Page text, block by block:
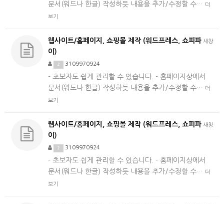
문서(워드나 한글) 작성하듯 내용을 추가/수정할 수…
더
보기
새창
웹사이트/홈페이지, 쇼핑몰 제작 (워드프레스, 쇼피파
이)
2 3109970924
- 초보자도 쉽게 관리할 수 있습니다. - 홈페이지상에서
문서(워드나 한글) 작성하듯 내용을 추가/수정할 수…
더
보기
새창
웹사이트/홈페이지, 쇼핑몰 제작 (워드프레스, 쇼피파
이)
2 3109970924
- 초보자도 쉽게 관리할 수 있습니다. - 홈페이지상에서
문서(워드나 한글) 작성하듯 내용을 추가/수정할 수…
더
보기